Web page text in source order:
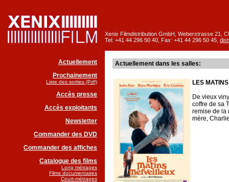
Xenix Filmdistribution GmbH, Weberstrasse 21,
Tel: +41 44 296 50 40, Fax: +41 44 296 50 45,
Actuellement
Prochainement
Liste des sorties (Pdf)
Accès presse
Accès exploitants
Newsletter
Commander des DVD
Commander des affiches
Catalogue des films
Long métrages
Films documentaires
Court-métrages
Actuellement dans les salles:
LES
De vieux
coffre de sa
remise de la
mère,